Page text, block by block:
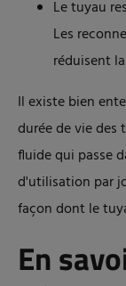
Le tuyau
Les
réduisent
Il existe bien
durée de vie des
fluide qui passe
d'utilisation par
façon dont le
En